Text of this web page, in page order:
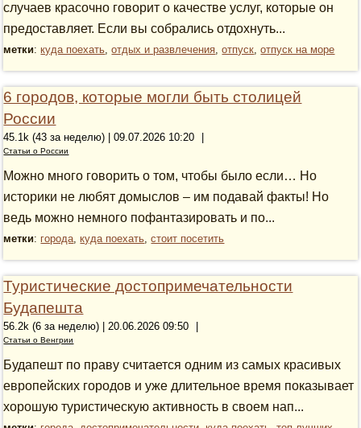
случаев красочно говорит о качестве услуг, которые он
предоставляет. Если вы собрались отдохнуть...
метки:куда поехать,отдых и развлечения,отпуск,отпуск на море
6 городов, которые могли быть столицей
России
45.1k (43 за неделю) | 09.07.2026 10:20
Статьи о России
Можно много говорить о том, чтобы было если… Но
историки не любят домыслов – им подавай факты! Но
ведь можно немного пофантазировать и по...
метки: города,куда поехать,стоит посетить
Туристические достопримечательности
Будапешта
56.2k (6 за неделю) | 20.06.2026 09:50
Статьи о Венгрии
Будапешт по праву считается одним из самых красивых
европейских городов и уже длительное время показывает
хорошую туристическую активность в своем нап...